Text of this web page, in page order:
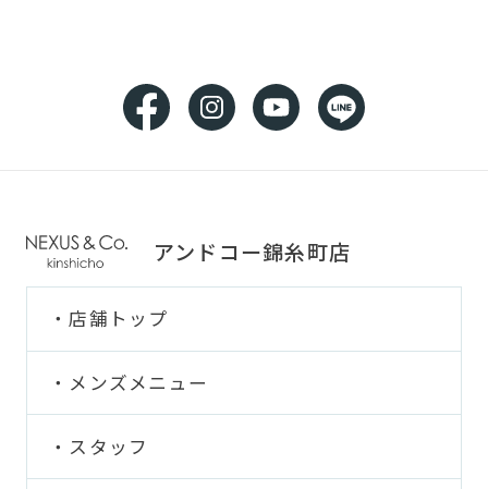
アンドコー錦糸町店
店舗トップ
メンズメニュー
スタッフ